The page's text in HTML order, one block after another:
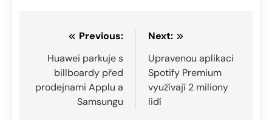
Navigace
pro
příspěvek
Previous:
Huawei parkuje s
billboardy před
prodejnami Applu a
Samsungu
Next:
Upravenou aplikaci
Spotify Premium
využívají 2 miliony
lidí